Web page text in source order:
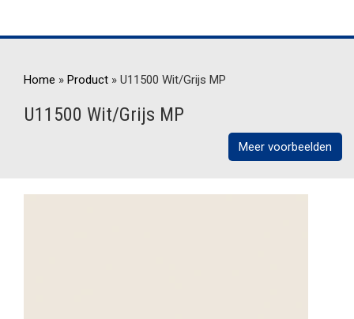
Home » Product » U11500 Wit/Grijs MP
U11500 Wit/Grijs MP
Meer voorbeelden